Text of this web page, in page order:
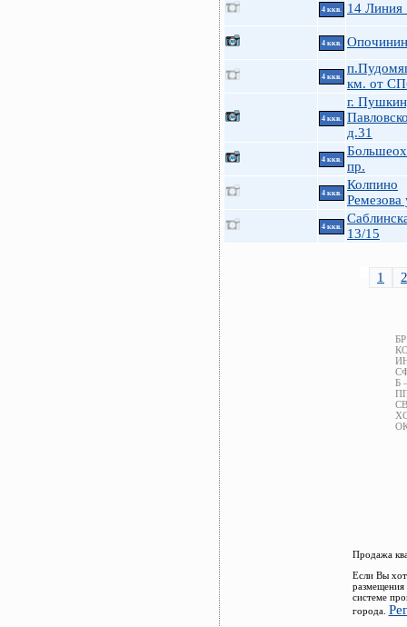
4 ккв. 14 Линия
4 ккв.
4 ккв.
км. от
4 ккв.
г.
д.31
4 ккв.
пр.
4 ккв.
Колпино
Ремезова
4 ккв.
13/15
1 2
Б
Продажа
Если Вы
системе
города.